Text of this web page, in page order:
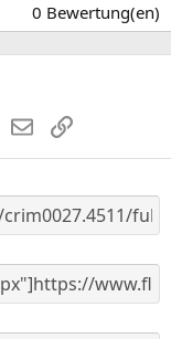
0
0
(
0 Bewertung(en)
WhatsApp
E-MailLink